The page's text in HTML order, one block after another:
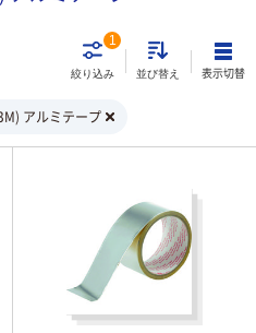
絞り込み
1
並び替え 表示切替
アルミテープ